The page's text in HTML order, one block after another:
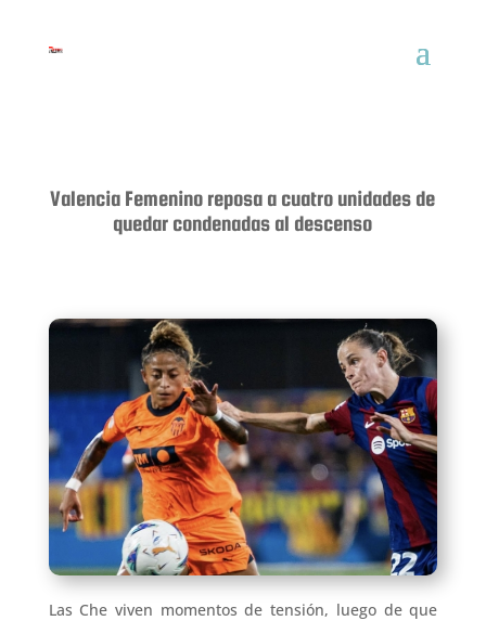
Valencia Femenino reposa a cuatro unidades de
quedar condenadas al descenso
Las Che viven momentos de tensión, luego de que